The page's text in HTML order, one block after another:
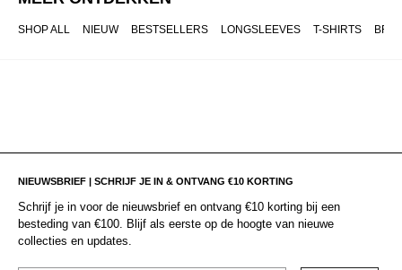
SHOP ALL NIEUW BESTSELLERS LONGSLEEVES T-SHIRTS
NIEUWSBRIEF | SCHRIJF JE IN & ONTVANG €10 KORTING
Schrijf je in voor de nieuwsbrief en ontvang €10 korting bij een
besteding van €100. Blijf als eerste op de hoogte van nieuwe
collecties en updates.